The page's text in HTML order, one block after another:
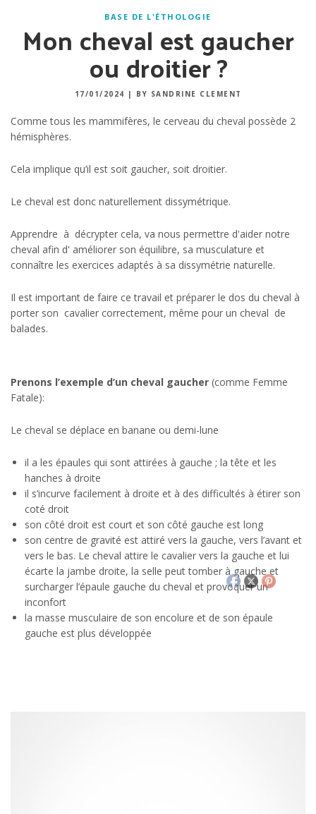
BASE DE L'ÉTHOLOGIE
Mon cheval est gaucher
ou droitier ?
17/01/2024 | BY SANDRINE CLEMENT
Comme tous les mammifères, le cerveau du cheval possède 2
hémisphères.
Cela implique qu’il est soit gaucher, soit droitier.
Le cheval est donc naturellement dissymétrique.
Apprendre à décrypter cela, va nous permettre d'aider notre
cheval afin d' améliorer son équilibre, sa musculature et
connaître les exercices adaptés à sa dissymétrie naturelle.
Il est important de faire ce travail et préparer le dos du cheval à
porter son cavalier correctement, même pour un cheval de
balades.
Prenons l’exemple d’un cheval gaucher (comme Femme
Fatale):
Le cheval se déplace en banane ou demi-lune
il a les épaules qui sont attirées à gauche ; la tête et les
hanches à droite
il s’incurve facilement à droite et à des difficultés à étirer son
coté droit
son côté droit est court et son côté gauche est long
son centre de gravité est attiré vers la gauche, vers l’avant et
vers le bas. Le cheval attire le cavalier vers la gauche et lui
écarte la jambe droite, la selle peut tomber à gauche et
surcharger l’épaule gauche du cheval et provoquer un
inconfort
la masse musculaire de son encolure et de son épaule
gauche est plus développée